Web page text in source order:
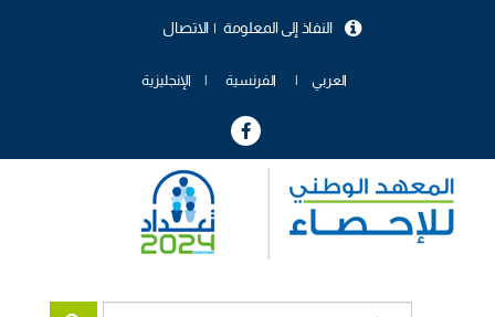
الاتصال النفاذ إلى المعلومة
العربي الفرنسية الإنجليزية